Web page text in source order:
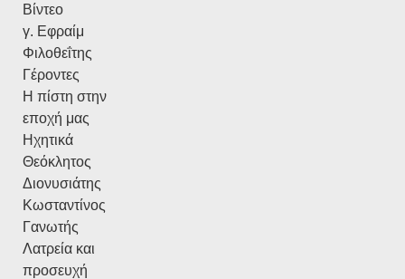
Βίντεο
γ. Εφραίμ
Φιλοθεΐτης
Γέροντες
Η πίστη στην
εποχή μας
Ηχητικά
Θεόκλητος
Διονυσιάτης
Κωσταντίνος
Γανωτής
Λατρεία και
προσευχή